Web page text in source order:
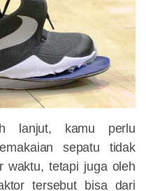
lanjut, kamu perlu
sepatu tidak
waktu, tetapi juga oleh
tersebut bisa dari